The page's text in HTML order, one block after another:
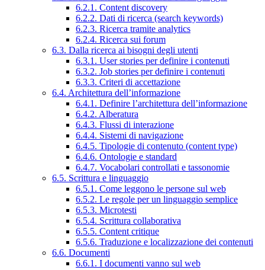
6.2.1. Content discovery
6.2.2. Dati di ricerca (search keywords)
6.2.3. Ricerca tramite analytics
6.2.4. Ricerca sui forum
6.3. Dalla ricerca ai bisogni degli utenti
6.3.1. User stories per definire i contenuti
6.3.2. Job stories per definire i contenuti
6.3.3. Criteri di accettazione
6.4. Architettura dell’informazione
6.4.1. Definire l’architettura dell’informazione
6.4.2. Alberatura
6.4.3. Flussi di interazione
6.4.4. Sistemi di navigazione
6.4.5. Tipologie di contenuto (content type)
6.4.6. Ontologie e standard
6.4.7. Vocabolari controllati e tassonomie
6.5. Scrittura e linguaggio
6.5.1. Come leggono le persone sul web
6.5.2. Le regole per un linguaggio semplice
6.5.3. Microtesti
6.5.4. Scrittura collaborativa
6.5.5. Content critique
6.5.6. Traduzione e localizzazione dei contenuti
6.6. Documenti
6.6.1. I documenti vanno sul web